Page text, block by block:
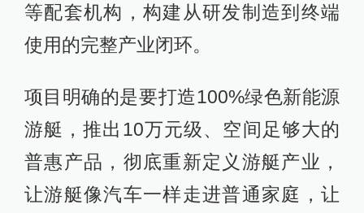
等配套机构，构建从研发制造到终端
使用的完整产业闭环。
项目明确的是要打造100%绿色新能源
游艇，推出10万元级、空间足够大的
普惠产品，彻底重新定义游艇产业，
让游艇像汽车一样走进普通家庭，让